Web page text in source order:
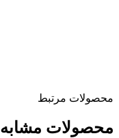
محصولات مرتبط
محصولات مشابه